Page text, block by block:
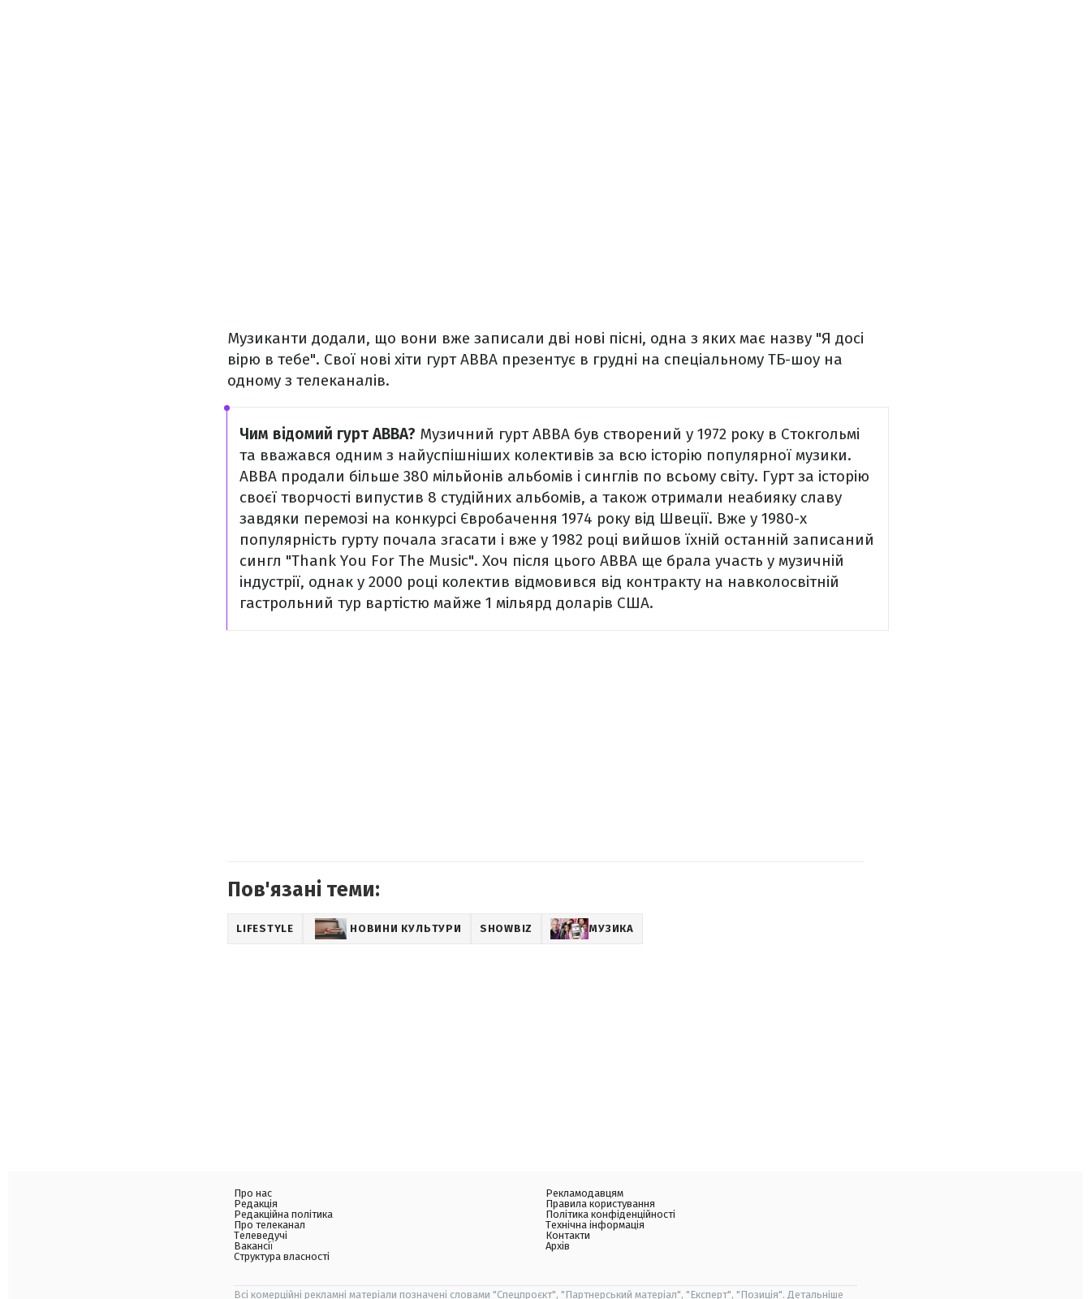
Музиканти додали, що вони вже записали дві нові пісні, одна з яких має назву "Я досі
вірю в тебе". Свої нові хіти гурт ABBA презентує в грудні на спеціальному ТБ-шоу на
одному з телеканалів.
Чим відомий гурт ABBA? Музичний гурт ABBA був створений у 1972 року в Стокгольмі
та вважався одним з найуспішніших колективів за всю історію популярної музики.
ABBA продали більше 380 мільйонів альбомів і синглів по всьому світу. Гурт за історію
своєї творчості випустив 8 студійних альбомів, а також отримали неабияку славу
завдяки перемозі на конкурсі Євробачення 1974 року від Швеції. Вже у 1980-х
популярність гурту почала згасати і вже у 1982 році вийшов їхній останній записаний
сингл "Thank You For The Music". Хоч після цього ABBA ще брала участь у музичній
індустрії, однак у 2000 році колектив відмовився від контракту на навколосвітній
гастрольний тур вартістю майже 1 мільярд доларів США.
Пов'язані теми:
LIFESTYLE НОВИНИ КУЛЬТУРИ SHOWBIZ МУЗИКА
Про нас
Редакція
Редакційна політика
Про телеканал
Телеведучі
Вакансії
Структура власності
Рекламодавцям
Правила користування
Політика конфіденційності
Технічна інформація
Контакти
Архів
Всі комерційні рекламні матеріали позначені словами "Спецпроєкт", "Партнерський матеріал", "Експерт", "Позиція". Детальніше